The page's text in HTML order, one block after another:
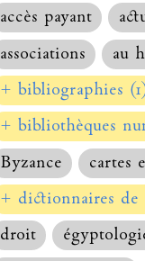
accès payant
associations
au
+ bibliographies
+ bibliothèques
Byzance
cartes
+ dictionnaires de
droit